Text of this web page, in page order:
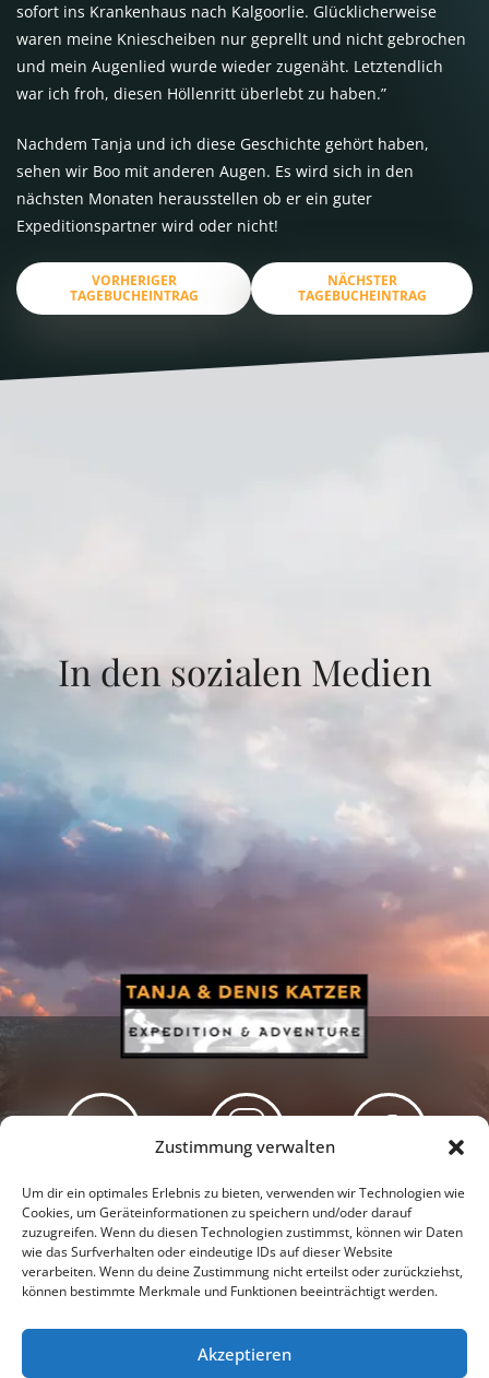
Zustimmung verwalten
Um dir ein optimales Erlebnis zu bieten, verwenden wir Technologien wie
Cookies, um Geräteinformationen zu speichern und/oder darauf
zuzugreifen. Wenn du diesen Technologien zustimmst, können wir Daten
wie das Surfverhalten oder eindeutige IDs auf dieser Website
verarbeiten. Wenn du deine Zustimmung nicht erteilst oder zurückziehst,
können bestimmte Merkmale und Funktionen beeinträchtigt werden.
Akzeptieren
sofort ins Krankenhaus nach Kalgoorlie. Glücklicherweise
waren meine Kniescheiben nur geprellt und nicht gebrochen
und mein Augenlied wurde wieder zugenäht. Letztendlich
war ich froh, diesen Höllenritt überlebt zu haben.”
Nachdem Tanja und ich diese Geschichte gehört haben,
sehen wir Boo mit anderen Augen. Es wird sich in den
nächsten Monaten herausstellen ob er ein guter
Expeditionspartner wird oder nicht!
VORHERIGER
TAGEBUCHEINTRAG
NÄCHSTER
TAGEBUCHEINTRAG
In den sozialen Medien
Newsletter Podcast Facebook
Datenschutzerklärung